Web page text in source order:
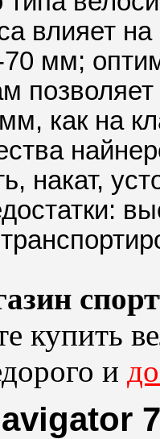
влияет
мм;
как на
накат,
купить
и